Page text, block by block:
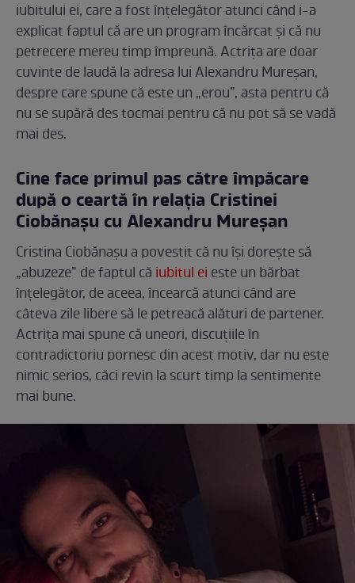
iubitului ei, care a fost înțelegător atunci când i-a
explicat faptul că are un program încărcat și că nu
petrecere mereu timp împreună. Actrița are doar
cuvinte de laudă la adresa lui Alexandru Mureșan,
despre care spune că este un „erou”, asta pentru că
nu se supără des tocmai pentru că nu pot să se vadă
mai des.
Cine face primul pas către împăcare
după o ceartă în relația Cristinei
Ciobănașu cu Alexandru Mureșan
Cristina Ciobănașu a povestit că nu își dorește să
„abuzeze” de faptul că iubitul ei este un bărbat
înțelegător, de aceea, încearcă atunci când are
câteva zile libere să le petreacă alături de partener.
Actrița mai spune că uneori, discuțiile în
contradictoriu pornesc din acest motiv, dar nu este
nimic serios, căci revin la scurt timp la sentimente
mai bune.